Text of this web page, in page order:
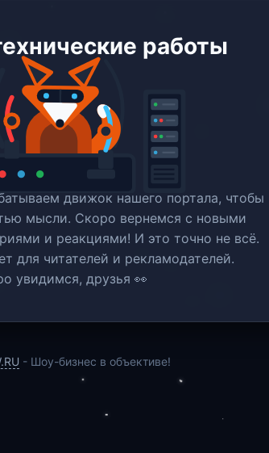
работы
движок нашего портала, чтобы
мысли. Скоро вернемся c новыми
и реакциями! И это точно не всё.
для читателей и рекламодателей.
увидимся, друзья 👀
- Шоу-бизнес в объективе!